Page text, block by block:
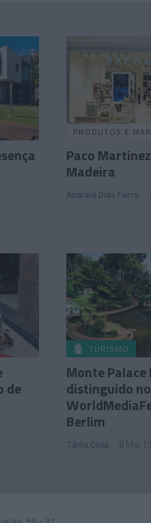
PRODUTOS E
Paco
Madeira
Andreia Dias Ferro
de
TURISMO
Monte
distinguido
Berlim
Tânia Cova 8 Mai